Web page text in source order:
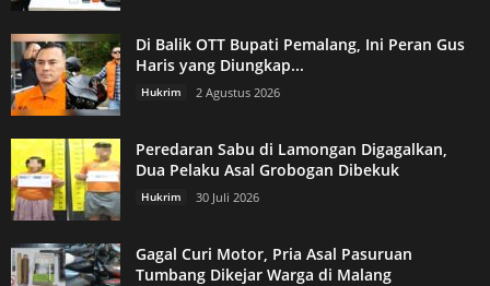
Di Balik OTT Bupati Pemalang, Ini Peran Gus
Haris yang Diungkap...
Hukrim 2 Agustus 2026
Peredaran Sabu di Lamongan Digagalkan,
Dua Pelaku Asal Grobogan Dibekuk
Hukrim 30 Juli 2026
Gagal Curi Motor, Pria Asal Pasuruan
Tumbang Dikejar Warga di Malang